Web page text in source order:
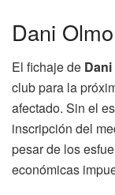
Dani
El fichaje de Dani
club para la
afectado. Sin el
inscripción del
pesar de los
económicas